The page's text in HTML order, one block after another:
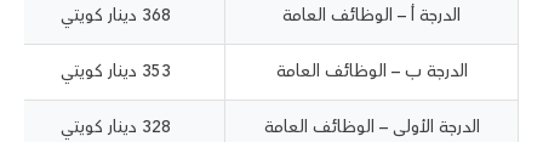
الدرجة أ – الوظائف العامة 368 دينار كويتي
الدرجة ب – الوظائف العامة 353 دينار كويتي
الدرجة الأولى – الوظائف العامة 328 دينار كويتي